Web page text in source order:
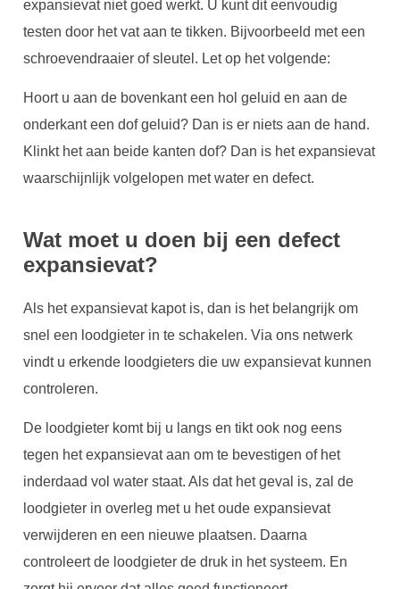
expansievat niet goed werkt. U kunt dit eenvoudig
testen door het vat aan te tikken. Bijvoorbeeld met een
schroevendraaier of sleutel. Let op het volgende:
Hoort u aan de bovenkant een hol geluid en aan de
onderkant een dof geluid? Dan is er niets aan de hand.
Klinkt het aan beide kanten dof? Dan is het expansievat
waarschijnlijk volgelopen met water en defect.
Wat moet u doen bij een defect
expansievat?
Als het expansievat kapot is, dan is het belangrijk om
snel een loodgieter in te schakelen. Via ons netwerk
vindt u erkende loodgieters die uw expansievat kunnen
controleren.
De loodgieter komt bij u langs en tikt ook nog eens
tegen het expansievat aan om te bevestigen of het
inderdaad vol water staat. Als dat het geval is, zal de
loodgieter in overleg met u het oude expansievat
verwijderen en een nieuwe plaatsen. Daarna
controleert de loodgieter de druk in het systeem. En